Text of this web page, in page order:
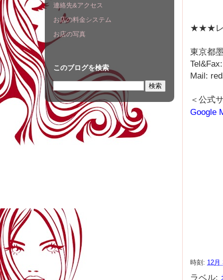
★★★レ
東京都
Mail:
＜公式
Google
時刻: 12月
ラベル:
連絡先&アクセス
お店の料金システム
お店の写真
このブログを検索